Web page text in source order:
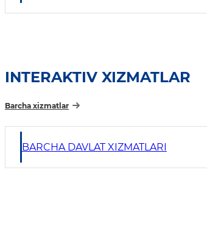
INTERAKTIV XIZMATLAR
Barcha xizmatlar
BARCHA DAVLAT XIZMATLARI